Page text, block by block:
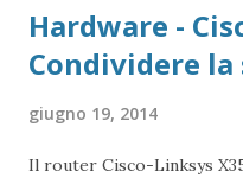
Hardware -
Condividere
giugno 19, 2014
Il router Cisco-Linksys